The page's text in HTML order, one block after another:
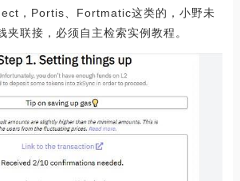
，Portis、Fortmatic这类的，小野未
夹联接，必须自主检索实例教程。